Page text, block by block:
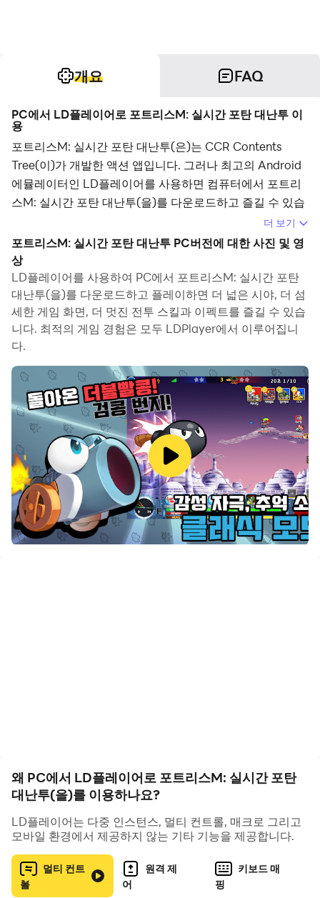
개요 FAQ
PC에서 LD플레이어로 포트리스M: 실시간 포탄 대난투 이
용
포트리스M: 실시간 포탄 대난투(은)는 CCR Contents
Tree(이)가 개발한 액션 앱입니다. 그러나 최고의 Android
에뮬레이터인 LD플레이어를 사용하면 컴퓨터에서 포트리
스M: 실시간 포탄 대난투(을)를 다운로드하고 즐길 수 있습
컴퓨터에서 포트리스M: 실시간 포탄 대난투(을)를 실행하
면 보다 큰 화면에서 이용할 수 있으며, 마우스와 키보드로
앱을 이용하는 것이 화면을 터치하는 것보다 훨씬 빠릅니다.
동시에 기기의 배터리 문제에 대해 걱정할 필요가 없습니다.
다중 인스턴스 및 멀티 컨트롤 기능을 통해 컴퓨터에서 여러
애플리케이션과 계정을 동시에 이용할 수도 있습니다.
또한 파일 전송 기능을 통해 이미지, 비디오 및 파일을 공유
하는 것도 매우 쉬워집니다.
컴퓨터에서 포트리스M: 실시간 포탄 대난투(을)를 다운로
드하고 실행하여 큰 화면과 고화질의 PC 환경에서 즐기세
요!
국민 게임은 영원하다!
200만 다운로드, 실시간 포탄 대난투! 포트리스M
나만의 탱크 육성, 쏘고, 피하고, 궁극기까지
한방에 넉다운-더블탄, 전략적 위치선정-이동탄
나만의 아이템 세팅으로 전략 플레이를 즐기세요
상대 탱크를 처치해서 별을 획득하고 승리 보상 상자를 받으
세요
4. 강력한 한방으로 슈퍼 플레이
대난투의 백미! 궁극기 한방으로 전세 역전
더 보기
포트리스M: 실시간 포탄 대난투 PC버전에 대한 사진 및 영
상
LD플레이어를 사용하여 PC에서 포트리스M: 실시간 포탄
대난투(을)를 다운로드하고 플레이하면 더 넓은 시야, 더 섬
세한 게임 화면, 더 멋진 전투 스킬과 이펙트를 즐길 수 있습
니다. 최적의 게임 경험은 모두 LDPlayer에서 이루어집니
다.
왜 PC에서 LD플레이어로 포트리스M: 실시간 포탄
대난투(을)를 이용하나요?
LD플레이어는 다중 인스턴스, 멀티 컨트롤, 매크로 그리고
모바일 환경에서 제공하지 않는 기타 기능을 제공합니다.
멀티 컨트
롤
원격 제
어
키보드 매
핑